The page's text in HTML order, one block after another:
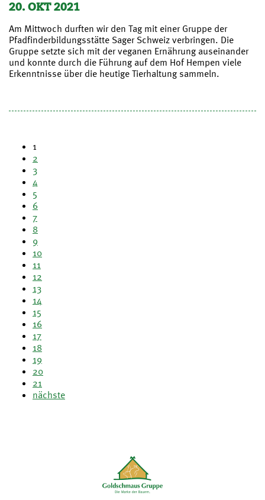
20. OKT 2021
Am Mittwoch durften wir den Tag mit einer Gruppe der
Pfadfinderbildungsstätte Sager Schweiz verbringen. Die
Gruppe setzte sich mit der veganen Ernährung auseinander
und konnte durch die Führung auf dem Hof Hempen viele
Erkenntnisse über die heutige Tierhaltung sammeln.
1
2
3
4
5
6
7
8
9
10
11
12
13
14
15
16
17
18
19
20
21
nächste